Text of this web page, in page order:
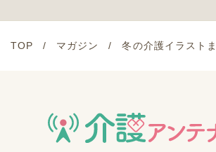
TOP マガジン 冬の介護イラスト